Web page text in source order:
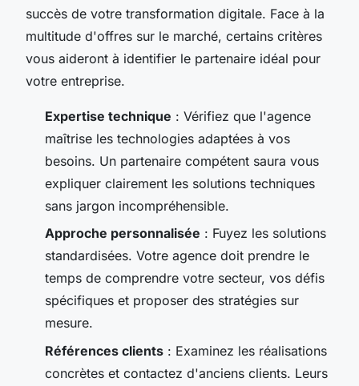
succès de votre transformation digitale. Face à la
multitude d'offres sur le marché, certains critères
vous aideront à identifier le partenaire idéal pour
votre entreprise.
Expertise technique : Vérifiez que l'agence
maîtrise les technologies adaptées à vos
besoins. Un partenaire compétent saura vous
expliquer clairement les solutions techniques
sans jargon incompréhensible.
Approche personnalisée : Fuyez les solutions
standardisées. Votre agence doit prendre le
temps de comprendre votre secteur, vos défis
spécifiques et proposer des stratégies sur
mesure.
Références clients : Examinez les réalisations
concrètes et contactez d'anciens clients. Leurs